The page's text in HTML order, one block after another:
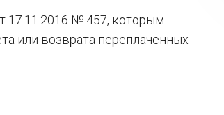
17.11.2016 № 457, которым
или возврата переплаченных